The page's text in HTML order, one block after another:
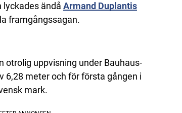
lyckades ändå Armand Duplantis
framgångssagan.
otrolig uppvisning under Bauhaus-
6,28 meter och för första gången i
mark.